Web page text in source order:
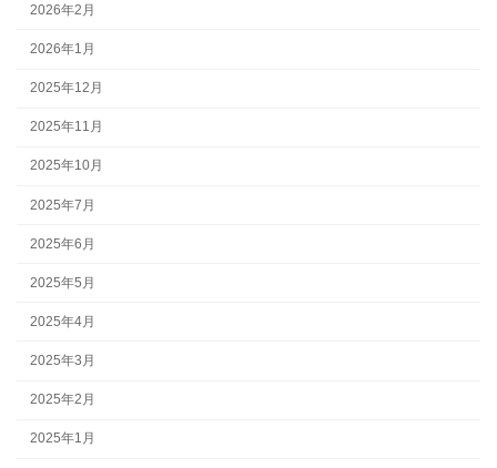
2026年2月
2026年1月
2025年12月
2025年11月
2025年10月
2025年7月
2025年6月
2025年5月
2025年4月
2025年3月
2025年2月
2025年1月